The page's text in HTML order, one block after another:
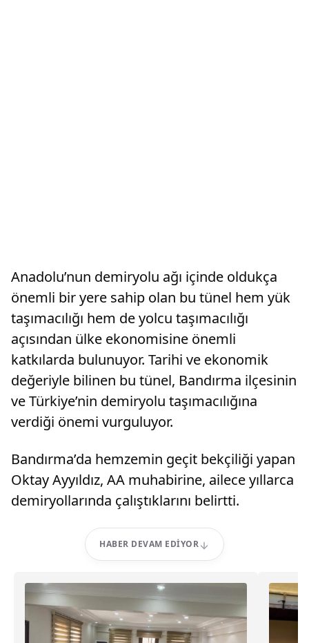
Anadolu’nun demiryolu ağı içinde oldukça
önemli bir yere sahip olan bu tünel hem yük
taşımacılığı hem de yolcu taşımacılığı
açısından ülke ekonomisine önemli
katkılarda bulunuyor. Tarihi ve ekonomik
değeriyle bilinen bu tünel, Bandırma ilçesinin
ve Türkiye’nin demiryolu taşımacılığına
verdiği önemi vurguluyor.
Bandırma’da hemzemin geçit bekçiliği yapan
Oktay Ayyıldız, AA muhabirine, ailece yıllarca
demiryollarında çalıştıklarını belirtti.
HABER DEVAM EDIYOR